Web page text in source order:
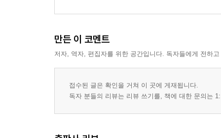
만든 이 코멘트
저자, 역자, 편집자를 위한 공간입니다. 독자들에게 전하
접수된 글은 확인을 거쳐 이 곳에 게재됩니다.
독자 분들의 리뷰는 리뷰 쓰기를, 책에 대한 문의는